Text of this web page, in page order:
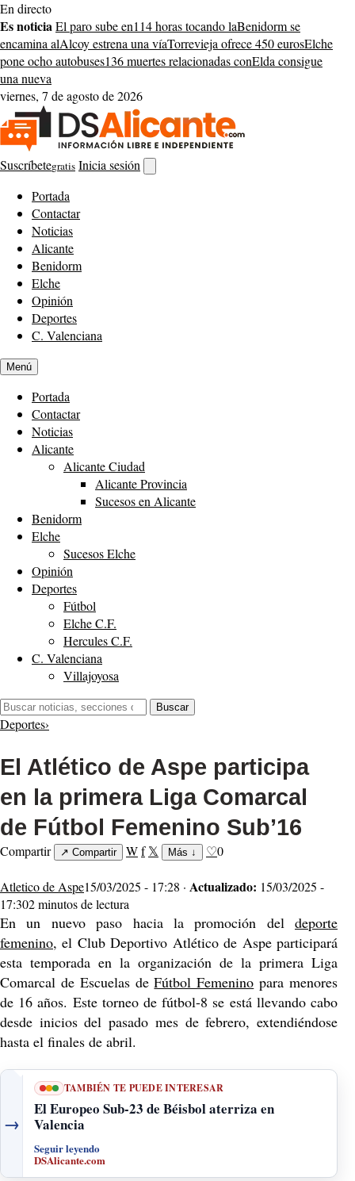
Saltar
al
contenido
En directo
Es noticiaEl paro sube en114 horas tocando laBenidorm se
encamina alAlcoy estrena una víaTorrevieja ofrece 450 eurosElche
pone ocho autobuses136 muertes relacionadas conElda consigue
una nueva
viernes, 7 de agosto de 2026
Suscríbetegratis Inicia sesión
buscador
Portada
Contactar
Noticias
Alicante
Benidorm
Elche
Opinión
Deportes
C. Valenciana
Menú
Portada
Contactar
Noticias
Alicante
Alicante Ciudad
Alicante Provincia
Sucesos en Alicante
Benidorm
Elche
Sucesos Elche
Opinión
Deportes
Fútbol
Elche C.F.
Hercules C.F.
C. Valenciana
Villajoyosa
Buscar:
Buscar
Deportes›
El Atlético de Aspe participa
en la primera Liga Comarcal
de Fútbol Femenino Sub’16
Compartir ↗ Compartir Wf 𝕏 Más ↓ ♡0
Atletico de Aspe15/03/2025 - 17:28 · Actualizado: 15/03/2025 -
17:302 minutos de lectura
En un nuevo paso hacia la promoción del deporte
femenino, el Club Deportivo Atlético de Aspe participará
esta temporada en la organización de la primera Liga
Comarcal de Escuelas deFútbol Femenino para menores
de 16 años. Este torneo de fútbol-8 se está llevando cabo
desde inicios del pasado mes de febrero, extendiéndose
hasta el finales de abril.
→
TAMBIÉN TE PUEDE INTERESAR
El Europeo Sub-23 de Béisbol aterriza en
Valencia
Seguir leyendo
DSAlicante.com